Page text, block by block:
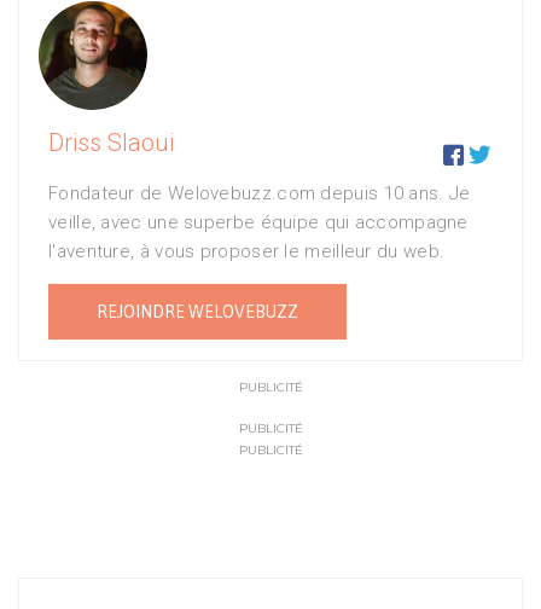
Driss Slaoui 

Fondateur de Welovebuzz.com depuis 10 ans. Je
veille, avec une superbe équipe qui accompagne
l'aventure, à vous proposer le meilleur du web.
REJOINDRE WELOVEBUZZ
PUBLICITÉ
PUBLICITÉ
PUBLICITÉ